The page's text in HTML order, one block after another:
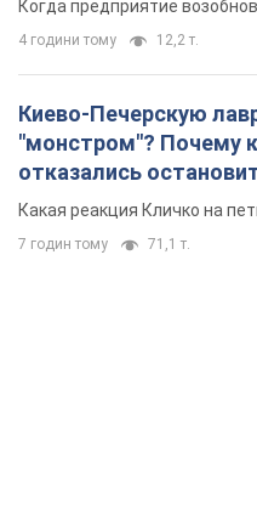
Когда предприятие
4 години тому 12,2 т.
Киево-Печерскую
"монстром"? Почему
отказались
небоскреба
Какая реакция Кличко на
7 годин тому 71,1 т.